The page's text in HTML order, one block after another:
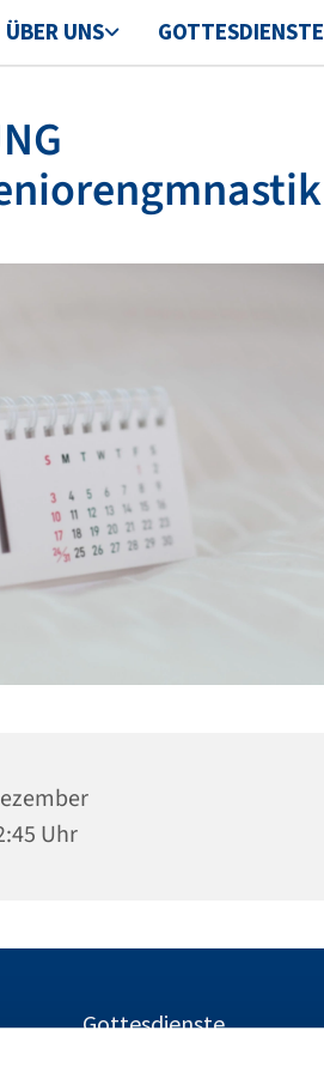
ÜBER UNS GOTTESDIENSTE
Uhr
Gottesdienste